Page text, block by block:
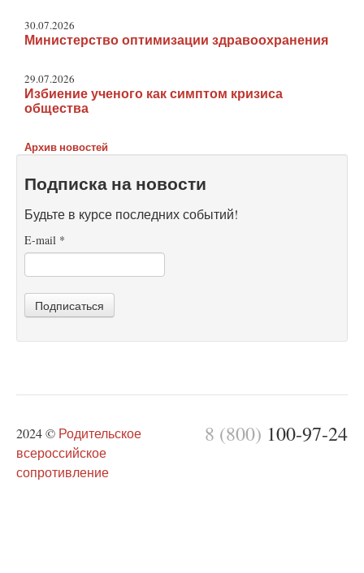
30.07.2026
Министерство оптимизации здравоохранения
29.07.2026
Избиение ученого как симптом кризиса
общества
Архив новостей
Подписка на новости
Будьте в курсе последних событий!
E-mail *
Подписаться
8 (800) 100-97-24
2024 © Родительское
всероссийское
сопротивление